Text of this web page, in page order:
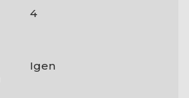
4
Igen